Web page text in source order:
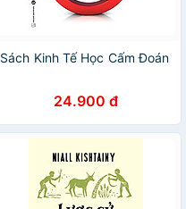
Sách Kinh Tế Học Cấm Đoán
24.900 đ